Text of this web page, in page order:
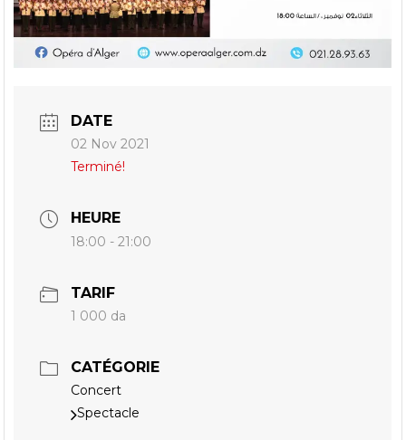
DATE
02 Nov 2021
Terminé!
HEURE
18:00 - 21:00
TARIF
1 000 da
CATÉGORIE
Concert
Spectacle